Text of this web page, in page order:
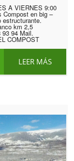
A VIERNES 9:00
Compost en big –
estructurante.
km 2,5
94 Mail.
COMPOST
LEER MÁS